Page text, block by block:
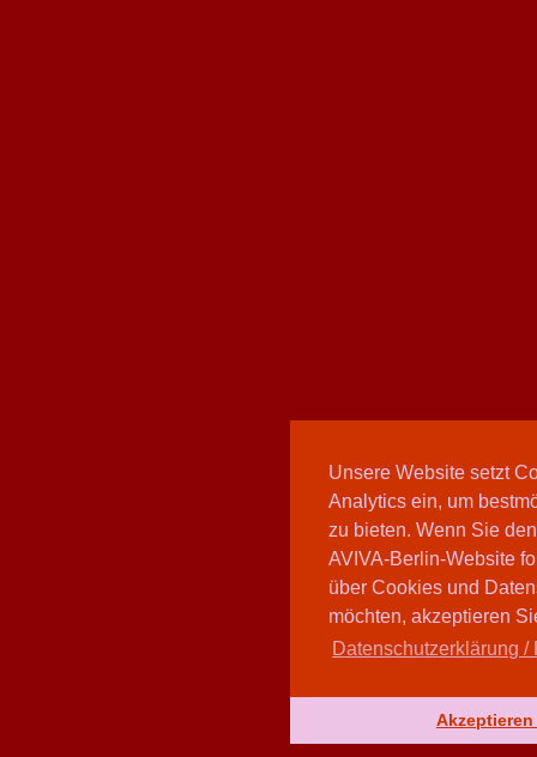
Unsere Website setzt
Analytics ein, um
zu bieten. Wenn Sie
AVIVA-Berlin-Website
über Cookies und
möchten, akzeptieren
Datenschutzerklärung /